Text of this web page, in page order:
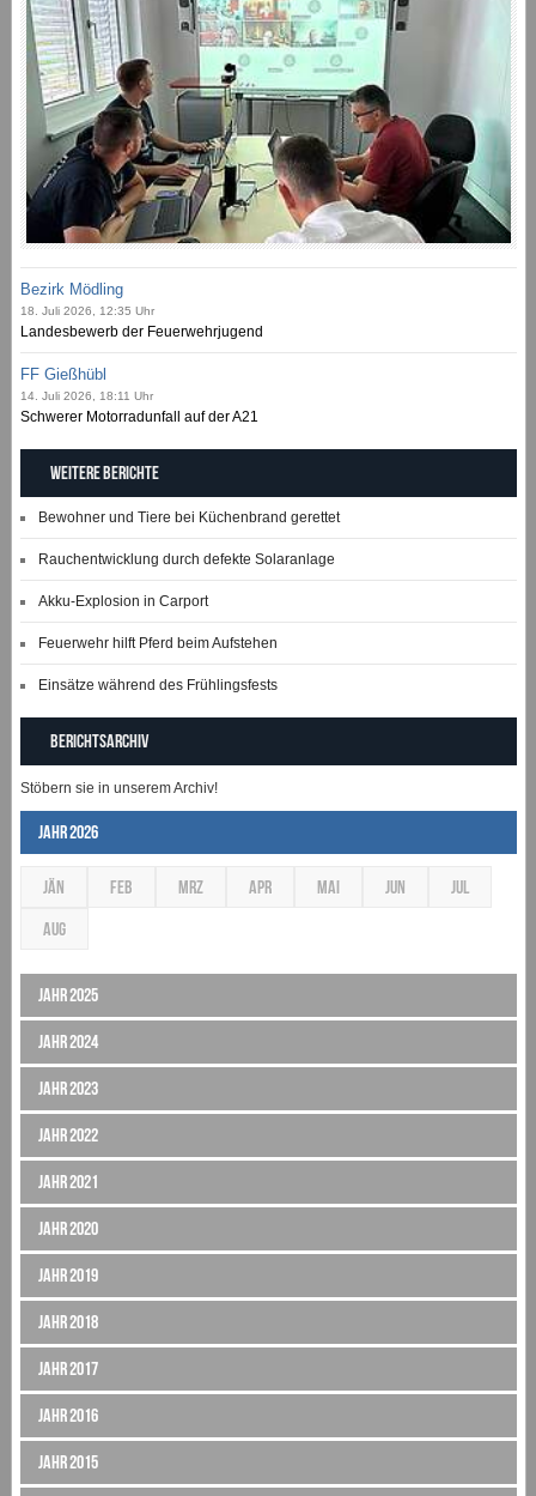
Bezirk Mödling
18. Juli 2026, 12:35 Uhr
Landesbewerb der Feuerwehrjugend
FF Gießhübl
14. Juli 2026, 18:11 Uhr
Schwerer Motorradunfall auf der A21
Weitere Berichte
Bewohner und Tiere bei Küchenbrand gerettet
Rauchentwicklung durch defekte Solaranlage
Akku-Explosion in Carport
Feuerwehr hilft Pferd beim Aufstehen
Einsätze während des Frühlingsfests
Berichtsarchiv
Stöbern sie in unserem Archiv!
Jahr 2026
JÄN FEB MRZ APR MAI JUN JUL
AUG
Jahr 2025
Jahr 2024
Jahr 2023
Jahr 2022
Jahr 2021
Jahr 2020
Jahr 2019
Jahr 2018
Jahr 2017
Jahr 2016
Jahr 2015